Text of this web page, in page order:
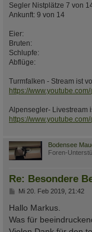
Segler Nistplätze 7 von
Ankunft: 9 von 14
Eier:
Bruten:
Schlupfe:
Abflüge:
Turmfalken - Stream ist
https://
Alpensegler- Livestream
https://
Bodensee
Foren-
Re: Besondere
B
i
r
a
Mi 20. Feb 2019, 21:42
Hallo Markus.
Was für